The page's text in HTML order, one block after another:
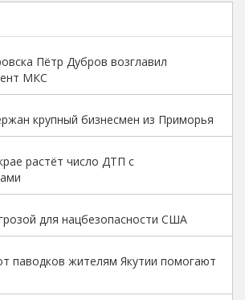
Пётр Дубров возглавил
МКС
крупный бизнесмен из Приморья
растёт число ДТП с
для нацбезопасности США
паводков жителям Якутии помогают